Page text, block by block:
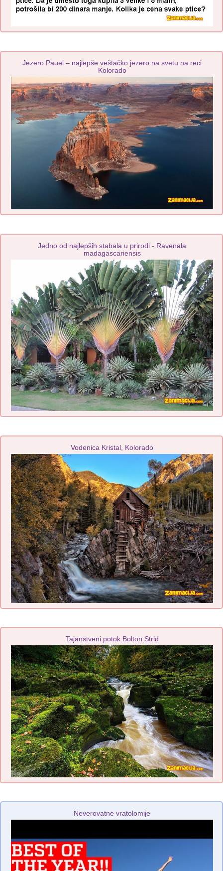
Jezero Pauel – najlepše veštačko jezero na svetu na reci
Kolorado
Jedno od najlepših stabala u prirodi - Ravenala
madagascariensis
Vodenica Kristal, Kolorado
Tajanstveni potok Bolton Strid
Neverovatne vratolomije